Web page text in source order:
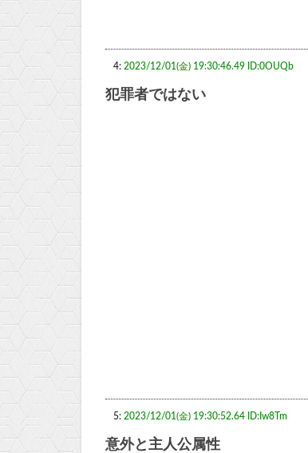
4: 2023/12/01(金) 19:30:46.49 ID:0OUQb
犯罪者ではない
5: 2023/12/01(金) 19:30:52.64 ID:Iw8Tm
意外と主人公属性